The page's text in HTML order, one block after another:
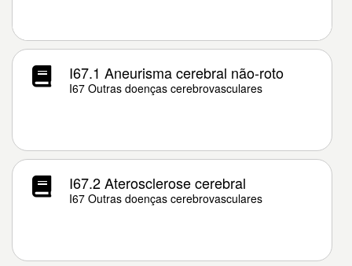
I67.1 Aneurisma cerebral não-roto
I67 Outras doenças cerebrovasculares
I67.2 Aterosclerose cerebral
I67 Outras doenças cerebrovasculares